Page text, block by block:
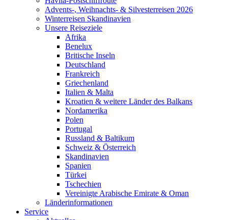
Advents-, Weihnachts- & Silvesterreisen 2026
Winterreisen Skandinavien
Unsere Reiseziele
Afrika
Benelux
Britische Inseln
Deutschland
Frankreich
Griechenland
Italien & Malta
Kroatien & weitere Länder des Balkans
Nordamerika
Polen
Portugal
Russland & Baltikum
Schweiz & Österreich
Skandinavien
Spanien
Türkei
Tschechien
Vereinigte Arabische Emirate & Oman
Länderinformationen
Service